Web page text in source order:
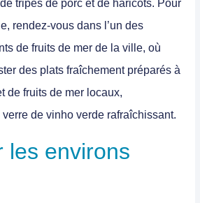
tripes de porc et de haricots. Pour
rendez-vous dans l’un des
de fruits de mer de la ville, où
des plats fraîchement préparés à
de fruits de mer locaux,
verre de vinho verde rafraîchissant.
les environs